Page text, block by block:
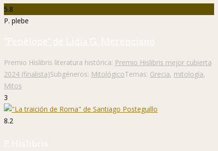
5.8
P. plebe
"Penélope" de Lidia G. Merenciano
Premio Hislibris literatura histórica: Premio Hislibris mejor cubierta
2024 (finalista)Subgéneros: MitológicoTemas: Grecia, mitología,
Mitos
3
8.2
P. Hislibris